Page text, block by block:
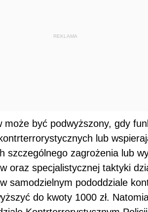
REKLAMA
być podwyższony, gdy
lub
szczególnego zagrożenia lub
oraz specjalistycznej taktyki
w samodzielnym pododdziale
do kwoty 1000 zł.